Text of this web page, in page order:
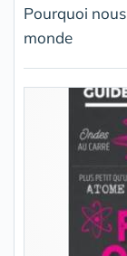
Pourquoi
monde